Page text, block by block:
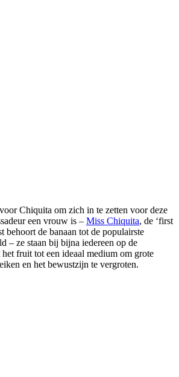
Chiquita om zich in te zetten voor deze
een vrouw is – Miss Chiquita, de ‘first
behoort de banaan tot de populairste
– ze staan bij bijna iedereen op de
fruit tot een ideaal medium om grote
en het bewustzijn te vergroten.